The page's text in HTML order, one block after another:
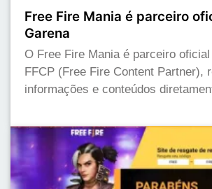
Free Fire Mania é parceiro
Garena
O Free Fire Mania é parceiro
FFCP (Free Fire Content Partner),
informações e conteúdos